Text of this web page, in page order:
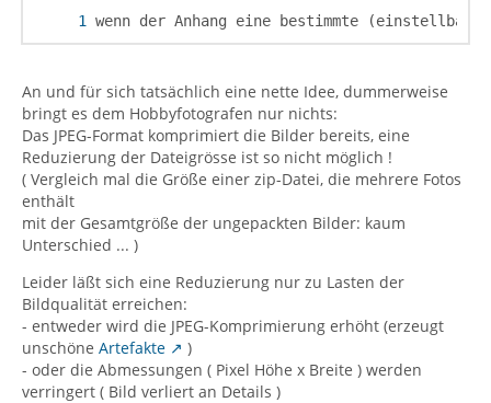
wenn der Anhang eine bestimmte
An und für sich tatsächlich eine nette Idee, dummerweise
bringt es dem Hobbyfotografen nur nichts:
Das JPEG-Format komprimiert die Bilder bereits, eine
Reduzierung der Dateigrösse ist so nicht möglich !
( Vergleich mal die Größe einer zip-Datei, die mehrere Fotos
enthält
mit der Gesamtgröße der ungepackten Bilder: kaum
Unterschied ... )
Leider läßt sich eine Reduzierung nur zu Lasten der
Bildqualität erreichen:
- entweder wird die JPEG-Komprimierung erhöht (erzeugt
unschöne Artefakte
)
- oder die Abmessungen ( Pixel Höhe x Breite ) werden
verringert ( Bild verliert an Details )